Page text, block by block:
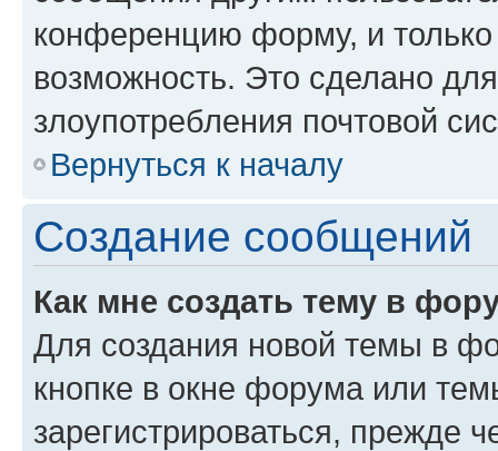
конференцию форму, и
возможность. Это сделано
злоупотребления почтовой
Вернуться к началу
Создание сообщений
Как мне создать тему в
Для создания новой темы в
кнопке в окне форума или
зарегистрироваться, прежде